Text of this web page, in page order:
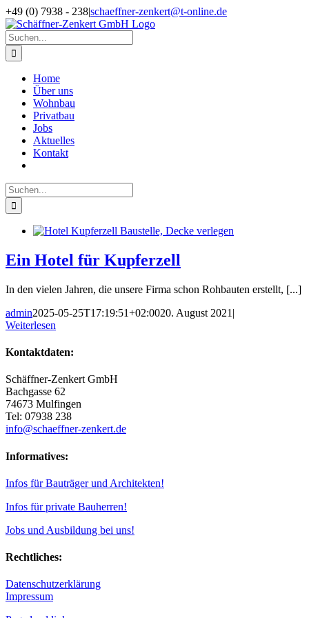
Zum
Inhalt
springen
Facebook
X
Instagram
Pinterest
+49 (0) 7938 - 238|schaeffner-zenkert@t-online.de
Suche
nach:
Home
Über uns
Wohnbau
Privatbau
Jobs
Aktuelles
Kontakt
Suche
nach:
Ein Hotel für Kupferzell
In den vielen Jahren, die unsere Firma schon Rohbauten erstellt, [...]
admin2025-05-25T17:19:51+02:0020. August 2021 |
Weiterlesen
Kontaktdaten:
Schäffner-Zenkert GmbH
Bachgasse 62
74673 Mulfingen
Tel: 07938 238
info@schaeffner-zenkert.de
Informatives:
Infos für Bauträger und Architekten!
Infos für private Bauherren!
Jobs und Ausbildung bei uns!
Rechtliches:
Datenschutzerklärung
Impressum